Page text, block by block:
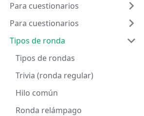
Para cuestionarios
Para cuestionarios
Tipos de ronda
Tipos de rondas
Trivia (ronda regular)
Hilo común
Ronda relámpago